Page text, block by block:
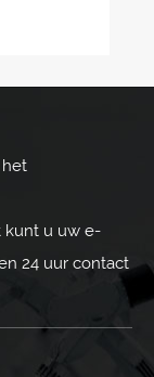
het
kunt u uw e-
24 uur contact